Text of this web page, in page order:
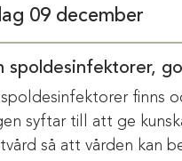
09 december
spoldesinfektorer,
finns
syftar till att ge
så att vården kan